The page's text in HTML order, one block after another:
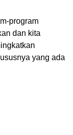
program
dan kita
yang ada